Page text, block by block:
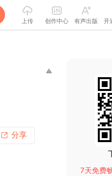
上传 创作中心 有声出版 开
分享
7天免费